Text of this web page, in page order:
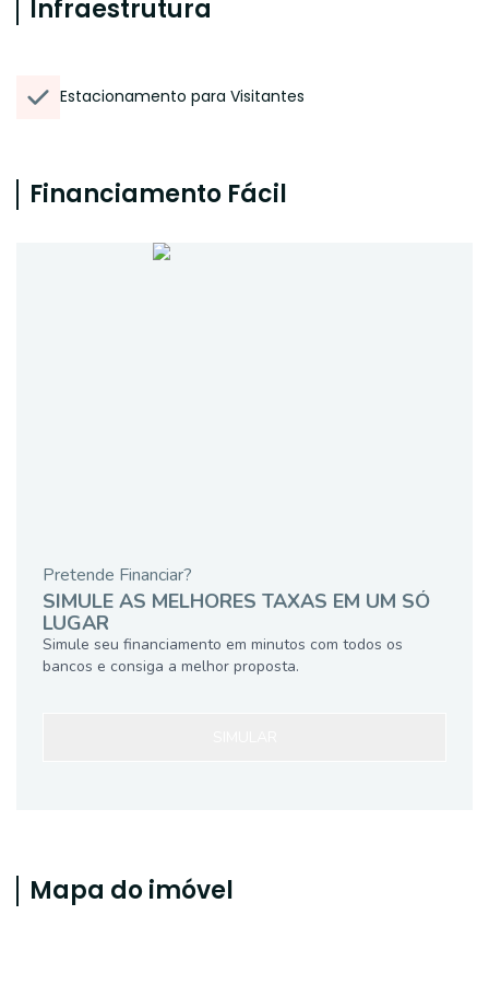
Infraestrutura
Estacionamento para Visitantes
Financiamento Fácil
Pretende Financiar?
SIMULE AS MELHORES TAXAS EM UM SÓ
LUGAR
Simule seu financiamento em minutos com todos os
bancos e consiga a melhor proposta.
Mapa do imóvel